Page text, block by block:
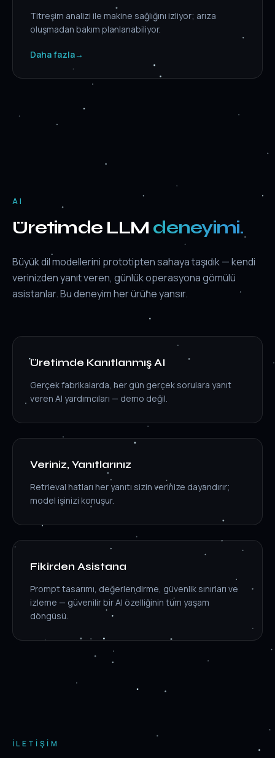
Titreşim analizi ile makine sağlığını izliyor; arıza
oluşmadan bakım planlanabiliyor.
Daha fazla→
AI
Üretimde LLM deneyimi.
Büyük dil modellerini prototipten sahaya taşıdık — kendi
verinizden yanıt veren, günlük operasyona gömülü
asistanlar. Bu deneyim her ürüne yansır.
Üretimde Kanıtlanmış AI
Gerçek fabrikalarda, her gün gerçek sorulara yanıt
veren AI yardımcıları — demo değil.
Veriniz, Yanıtlarınız
Retrieval hatları her yanıtı sizin verinize dayandırır;
model işinizi konuşur.
Fikirden Asistana
Prompt tasarımı, değerlendirme, güvenlik sınırları ve
izleme — güvenilir bir AI özelliğinin tüm yaşam
döngüsü.
İLETIŞIM